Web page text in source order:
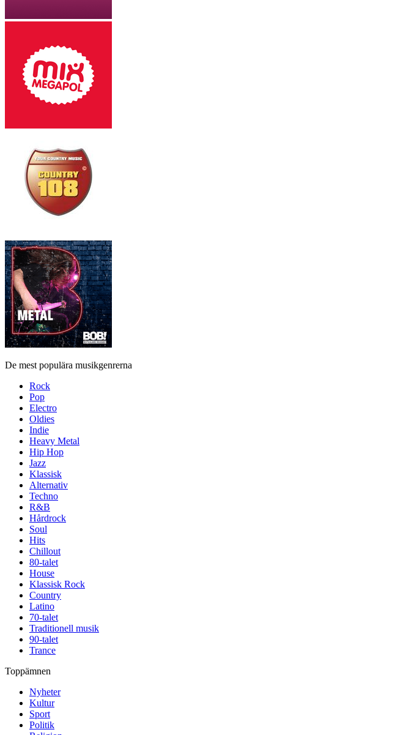
De mest populära musikgenrerna
Rock
Pop
Electro
Oldies
Indie
Heavy Metal
Hip Hop
Jazz
Klassisk
Alternativ
Techno
R&B
Hårdrock
Soul
Hits
Chillout
80-talet
House
Klassisk Rock
Country
Latino
70-talet
Traditionell musik
90-talet
Trance
Toppämnen
Nyheter
Kultur
Sport
Politik